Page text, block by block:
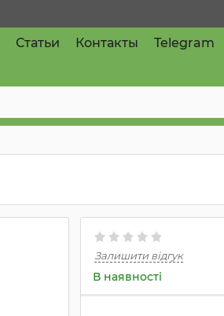
Статьи Контакты
Telegram
Залишити відгук
В наявності